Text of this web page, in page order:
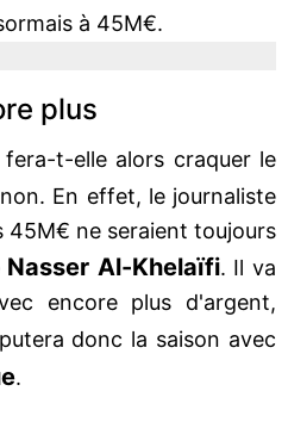
à 45M€.
plus
t-elle alors craquer le
En effet, le journaliste
45M€ ne seraient toujours
Nasser Al-Khelaïfi. Il va
encore plus d'argent,
donc la saison avec
.